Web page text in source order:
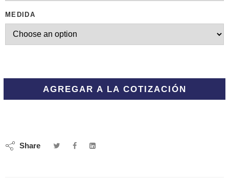
MEDIDA
AGREGAR A LA COTIZACIÓN
Share